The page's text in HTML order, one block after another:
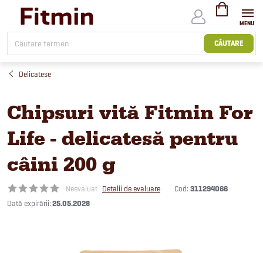
conținut
CĂUTARE
COŞ
DE
Delicatese
Chipsuri vită Fitmin For
Life - delicatesă pentru
câini 200 g
Neevaluat Detalii de evaluare Cod: 311294066
25.05.2028